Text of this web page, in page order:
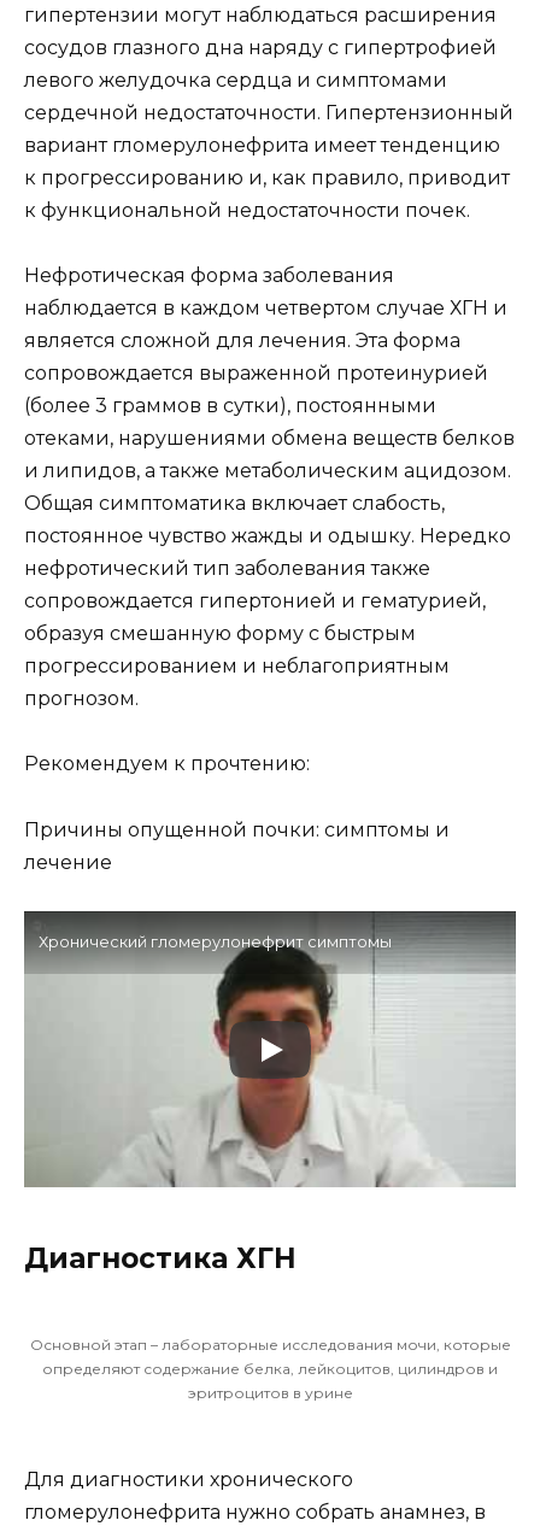
гипертензии могут наблюдаться расширения
сосудов глазного дна наряду с гипертрофией
левого желудочка сердца и симптомами
сердечной недостаточности. Гипертензионный
вариант гломерулонефрита имеет тенденцию
к прогрессированию и, как правило, приводит
к функциональной недостаточности почек.
Нефротическая форма заболевания
наблюдается в каждом четвертом случае ХГН и
является сложной для лечения. Эта форма
сопровождается выраженной протеинурией
(более 3 граммов в сутки), постоянными
отеками, нарушениями обмена веществ белков
и липидов, а также метаболическим ацидозом.
Общая симптоматика включает слабость,
постоянное чувство жажды и одышку. Нередко
нефротический тип заболевания также
сопровождается гипертонией и гематурией,
образуя смешанную форму с быстрым
прогрессированием и неблагоприятным
прогнозом.
Рекомендуем к прочтению:
Причины опущенной почки: симптомы и
лечение
Хронический гломерулонефрит симптомы
Диагностика ХГН
Основной этап – лабораторные исследования мочи, которые
определяют содержание белка, лейкоцитов, цилиндров и
эритроцитов в урине
Для диагностики хронического
гломерулонефрита нужно собрать анамнез, в